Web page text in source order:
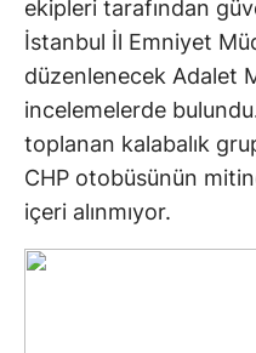
ekipleri tarafından
İstanbul İl Emniyet
düzenlenecek Adalet
incelemelerde
toplanan kalabalık
CHP otobüsünün
içeri alınmıyor.